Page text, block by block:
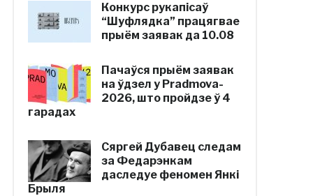
Конкурс рукапісаў
“Шуфлядка” працягвае
прыём заявак да 10.08
Пачаўся прыём заявак
на ўдзел у Pradmova-
2026, што пройдзе ў 4
гарадах
Сяргей Дубавец следам
за Федарэнкам
даследуе феномен Янкі
Брыля